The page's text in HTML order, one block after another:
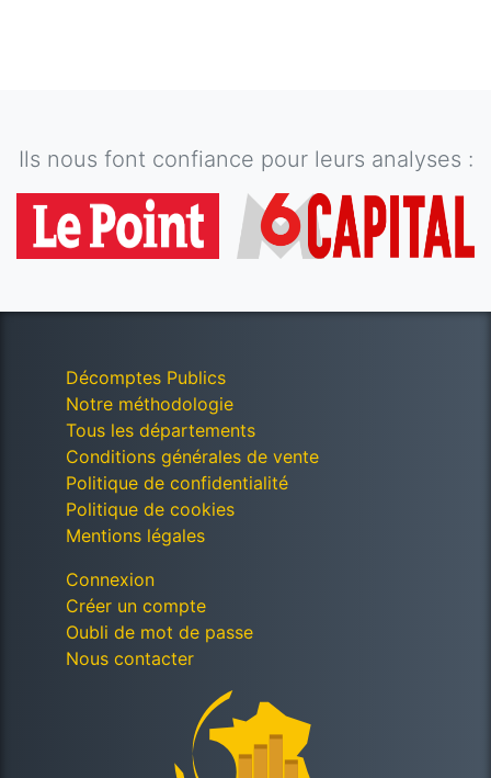
Ils nous font confiance pour leurs analyses :
Décomptes Publics
Notre méthodologie
Tous les départements
Conditions générales de vente
Politique de confidentialité
Politique de cookies
Mentions légales
Connexion
Créer un compte
Oubli de mot de passe
Nous contacter